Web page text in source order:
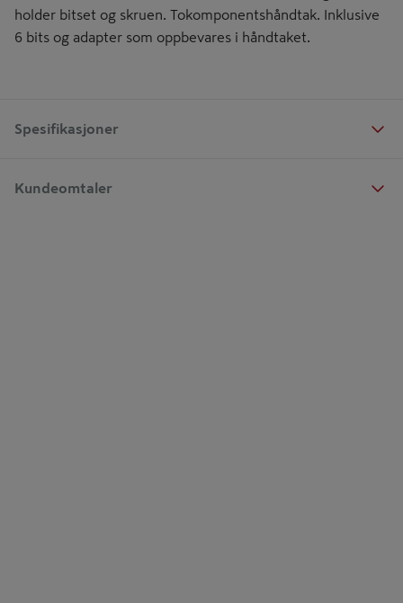
holder bitset og skruen. Tokomponentshåndtak. Inklusive
6 bits og adapter som oppbevares i håndtaket.
Spesifikasjoner
Kundeomtaler